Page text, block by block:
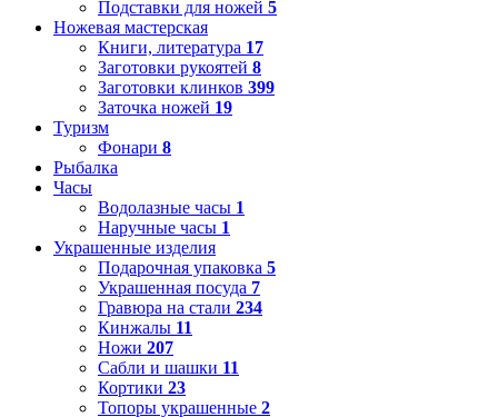
Подставки для ножей 5
Ножевая мастерская
Книги, литература 17
Заготовки рукоятей 8
Заготовки клинков 399
Заточка ножей 19
Туризм
Фонари 8
Рыбалка
Часы
Водолазные часы 1
Наручные часы 1
Украшенные изделия
Подарочная упаковка 5
Украшенная посуда 7
Гравюра на стали 234
Кинжалы 11
Ножи 207
Сабли и шашки 11
Кортики 23
Топоры украшенные 2